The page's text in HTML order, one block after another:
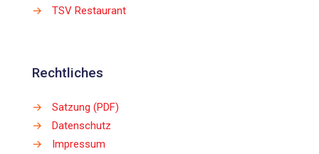
→ TSV Restaurant
Rechtliches
→
Satzung (PDF)
→
Datenschutz
→
Impressum